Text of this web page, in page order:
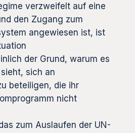
verzweifelt auf eine
den Zugang zum
angewiesen ist, ist
der Grund, warum es
sich an
beteiligen, die ihr
nicht
zum Auslaufen der UN-